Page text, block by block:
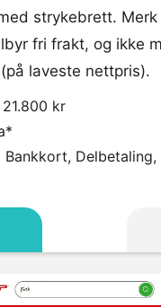
strykebrett. Merk
fri frakt, og ikke
laveste nettpris).
kr